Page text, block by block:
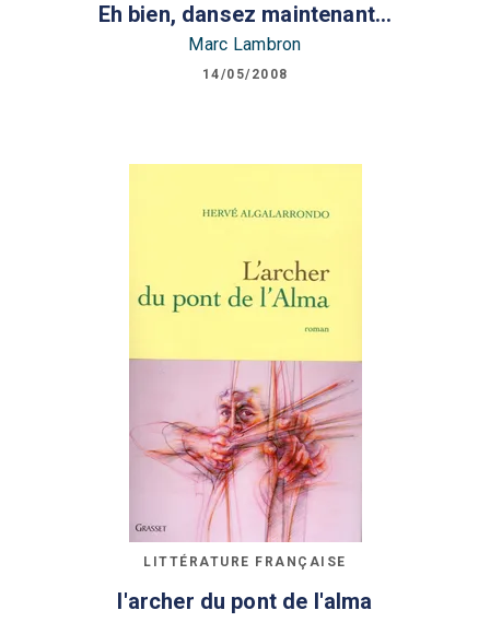
Eh bien, dansez maintenant...
Marc Lambron
14/05/2008
LITTÉRATURE FRANÇAISE
l'archer du pont de l'alma